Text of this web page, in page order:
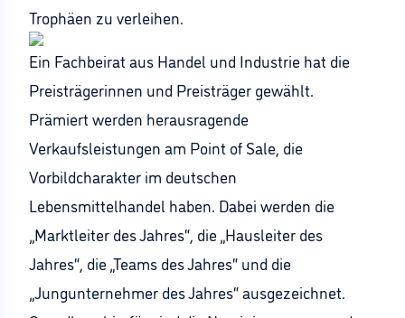
Trophäen zu verleihen.
Ein Fachbeirat aus Handel und Industrie hat die
Preisträgerinnen und Preisträger gewählt.
Prämiert werden herausragende
Verkaufsleistungen am Point of Sale, die
Vorbildcharakter im deutschen
Lebensmittelhandel haben. Dabei werden die
„Marktleiter des Jahres“, die „Hausleiter des
Jahres“, die „Teams des Jahres“ und die
„Jungunternehmer des Jahres“ ausgezeichnet.